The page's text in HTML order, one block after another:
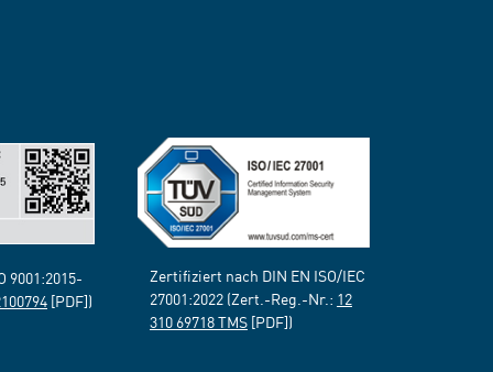
9001:2015-
[PDF])
Zertifiziert nach DIN EN ISO/IEC
27001:2022 (Zert.-Reg.-Nr.: 12
310 69718 TMS [PDF])